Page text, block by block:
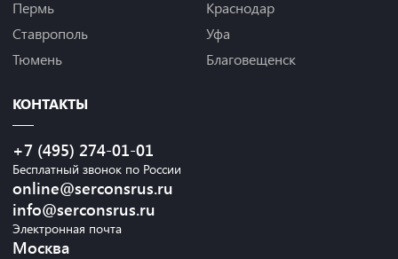
Пермь
Ставрополь
Тюмень
Краснодар
Уфа
Благовещенск
КОНТАКТЫ
+7 (495) 274-01-01
Бесплатный звонок по России
online@serconsrus.ru
info@serconsrus.ru
Электронная почта
Москва